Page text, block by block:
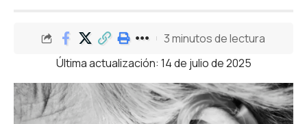
Última actualización: 14 de julio de 2025
3 minutos de lectura